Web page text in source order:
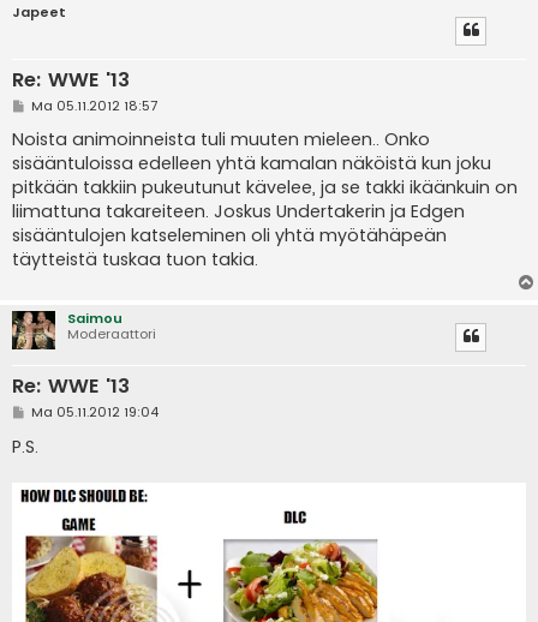
Japeet
Re: WWE '13
V
e
s
t
i
Ma 05.11.2012 18:57
Noista animoinneista tuli muuten mieleen.. Onko
sisääntuloissa edelleen yhtä kamalan näköistä kun joku
pitkään takkiin pukeutunut kävelee, ja se takki ikäänkuin on
liimattuna takareiteen. Joskus Undertakerin ja Edgen
sisääntulojen katseleminen oli yhtä myötähäpeän
täytteistä tuskaa tuon takia.
Saimou
Moderaattori
Re: WWE '13
V
e
s
i
Ma 05.11.2012 19:04
P.S.